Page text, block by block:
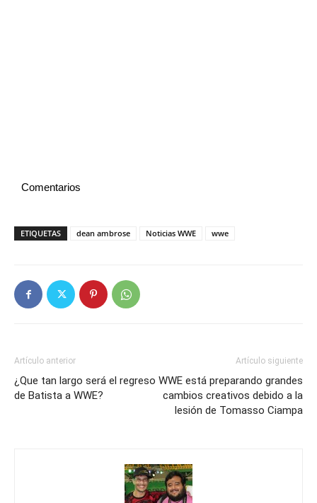
Comentarios
ETIQUETAS dean ambrose Noticias WWE wwe
Artículo anterior
¿Que tan largo será el regreso
de Batista a WWE?
Artículo siguiente
WWE está preparando grandes
cambios creativos debido a la
lesión de Tomasso Ciampa